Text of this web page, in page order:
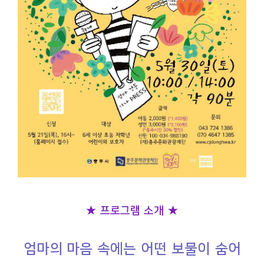
★ 프로그램 소개 ★
엄마의 마음 속에는 어떤 보물이 숨어